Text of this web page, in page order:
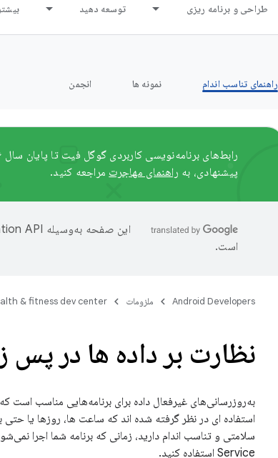
طراحی و برنامه ریزی توسعه دهید بیشتر
راهنمای تناسب اندام نمونه ها انجمن
پیشنهادی، به راهنمای مهاجرت مراجعه کنید.
این صفحه به‌وسیله
است.
Android Developers ملزومات & fitness dev center
نظارت بر داده ها در پس
به‌روزرسانی‌های غیرفعال داده برای برنامه‌هایی مناسب است
استفاده ای در نظر گرفته شده اند که ساعت ها، روزها یا
Service استفاده کنید.